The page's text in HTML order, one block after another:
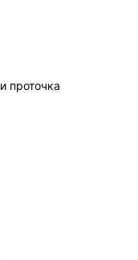
и проточка